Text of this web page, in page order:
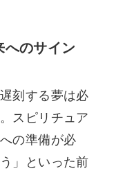
へのサイン
刻する夢は必
スピリチュア
の準備が必
」といった前